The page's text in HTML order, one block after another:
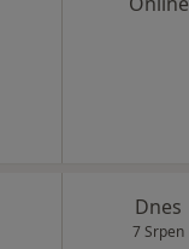
Dnes
7 Srpen